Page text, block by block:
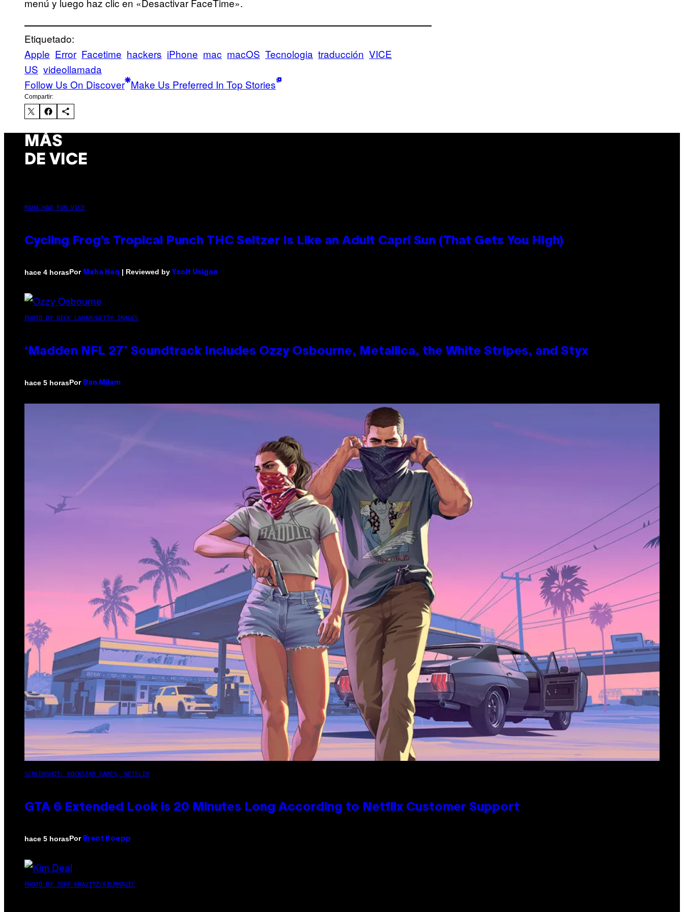
menú y luego haz clic en «Desactivar FaceTime».
Etiquetado:
Apple Error Facetime hackers iPhone mac macOS Tecnologia traducción VICE
US videollamada
Follow Us On Discover Make Us Preferred In Top Stories
Compartir:
MÁS
DE VICE
MAHA HAQ FOR VICE
Cycling Frog’s Tropical Punch THC Seltzer Is Like an Adult Capri Sun (That Gets You High)
hace 4 horasPor Maha Haq | Reviewed by Ysolt Usigan
PHOTO BY NICK LAHAM/GETTY IMAGES
‘Madden NFL 27’ Soundtrack Includes Ozzy Osbourne, Metallica, the White Stripes, and Styx
hace 5 horasPor Dan Milam
SCREENSHOT: ROCKSTAR GAMES, NETFLIX
GTA 6 Extended Look is 20 Minutes Long According to Netflix Customer Support
hace 5 horasPor Brent Koepp
PHOTO BY JEFF KRAVITZ/FILMMAGIC